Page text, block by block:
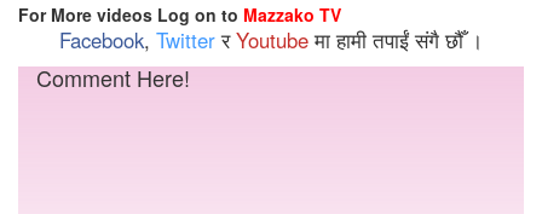
For More videos Log on to Mazzako TV
Facebook, TwitterरYoutubeमा हामी तपाईं संगै छौँ ।
Comment Here!